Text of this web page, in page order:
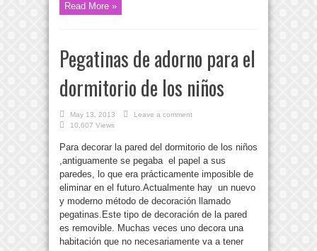
Read More »
Pegatinas de adorno para el
dormitorio de los niños
May 13, 2013
Leave a comment
10,607 Views
Para decorar la pared del dormitorio de los niños
,antiguamente se pegaba el papel a sus
paredes, lo que era prácticamente imposible de
eliminar en el futuro.Actualmente hay un nuevo
y moderno método de decoración llamado
pegatinas.Este tipo de decoración de la pared
es removible. Muchas veces uno decora una
habitación que no necesariamente va a tener